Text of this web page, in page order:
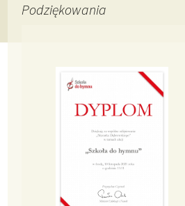
Podziękowania